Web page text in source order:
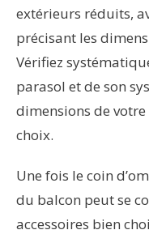
extérieurs réduits,
précisant les
Vérifiez
parasol et de son
dimensions de
choix.
Une fois le coin
du balcon peut se
accessoires bien